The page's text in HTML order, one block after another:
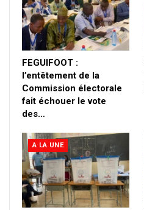
FEGUIFOOT :
l’entêtement de la
Commission électorale
fait échouer le vote
des…
A LA UNE